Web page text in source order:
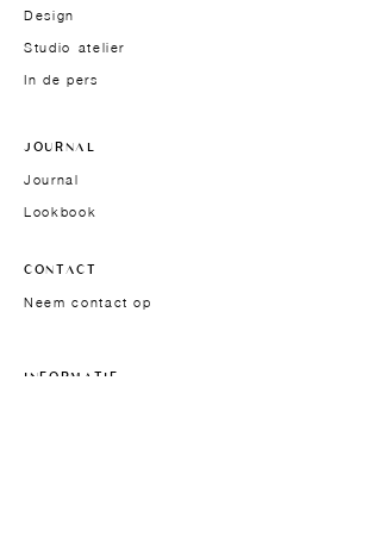
Design
Studio-atelier
In de pers
JOURNAL
Journal
Lookbook
CONTACT
Neem contact op
INFORMATIE